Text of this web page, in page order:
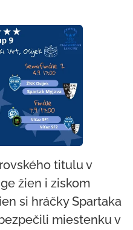
titulu v
žien i ziskom
si hráčky Spartaka
miestenku v